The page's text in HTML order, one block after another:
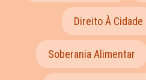
Direito À Cidade
Soberania Alimentar